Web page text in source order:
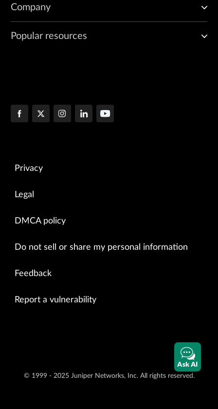
Company
Popular resources
Privacy
Legal
DMCA policy
Do not sell or share my personal information
Feedback
Report a vulnerability
© 1999 - 2025 Juniper Networks, Inc. All rights reserved.
Ask AI